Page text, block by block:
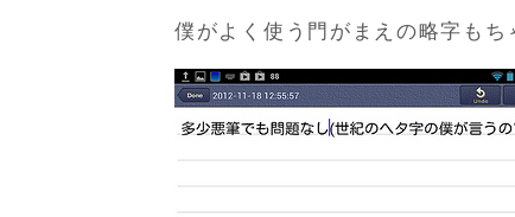
僕がよく使う門がまえの略字もち